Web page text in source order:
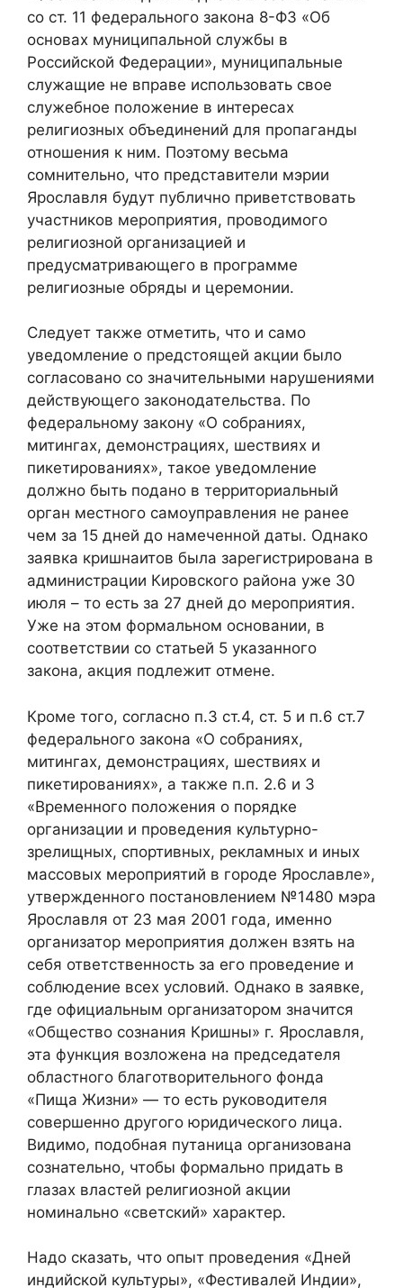
со ст. 11 федерального закона 8-ФЗ «Об
основах муниципальной службы в
Российской Федерации», муниципальные
служащие не вправе использовать свое
служебное положение в интересах
религиозных объединений для пропаганды
отношения к ним. Поэтому весьма
сомнительно, что представители мэрии
Ярославля будут публично приветствовать
участников мероприятия, проводимого
религиозной организацией и
предусматривающего в программе
религиозные обряды и церемонии.
Следует также отметить, что и само
уведомление о предстоящей акции было
согласовано со значительными нарушениями
действующего законодательства. По
федеральному закону «О собраниях,
митингах, демонстрациях, шествиях и
пикетированиях», такое уведомление
должно быть подано в территориальный
орган местного самоуправления не ранее
чем за 15 дней до намеченной даты. Однако
заявка кришнаитов была зарегистрирована в
администрации Кировского района уже 30
июля – то есть за 27 дней до мероприятия.
Уже на этом формальном основании, в
соответствии со статьей 5 указанного
закона, акция подлежит отмене.
Кроме того, согласно п.3 ст.4, ст. 5 и п.6 ст.7
федерального закона «О собраниях,
митингах, демонстрациях, шествиях и
пикетированиях», а также п.п. 2.6 и 3
«Временного положения о порядке
организации и проведения культурно-
зрелищных, спортивных, рекламных и иных
массовых мероприятий в городе Ярославле»,
утвержденного постановлением №1480 мэра
Ярославля от 23 мая 2001 года, именно
организатор мероприятия должен взять на
себя ответственность за его проведение и
соблюдение всех условий. Однако в заявке,
где официальным организатором значится
«Общество сознания Кришны» г. Ярославля,
эта функция возложена на председателя
областного благотворительного фонда
«Пища Жизни» — то есть руководителя
совершенно другого юридического лица.
Видимо, подобная путаница организована
сознательно, чтобы формально придать в
глазах властей религиозной акции
номинально «светский» характер.
Надо сказать, что опыт проведения «Дней
индийской культуры», «Фестивалей Индии»,